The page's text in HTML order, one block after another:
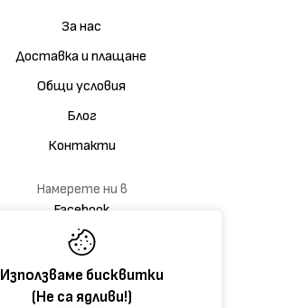
Използваме бисквитки
(Не са ядливи!)
За нас
Доставка и плащане
Общи условия
Блог
Контакти
Намерете ни в
Facebook
Дискусионна група